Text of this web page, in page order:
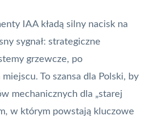
IAA kładą silny nacisk na
sygnał: strategiczne
grzewcze, po
To szansa dla Polski, by
mechanicznych dla „starej
w którym powstają kluczowe